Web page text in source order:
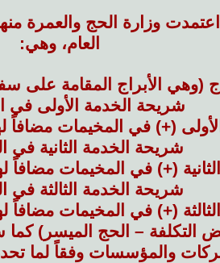
العام، وهي:
(وهي الأبراج المقامة
شريحة الخدمة الأولى في
(+) في المخيمات مضافاً
شريحة الخدمة الثانية في
(+) في المخيمات مضافاً
شريحة الخدمة الثالثة في
(+) في المخيمات مضافاً
التكلفة – الحج الميسر)
والمؤسسات وفقاً لما